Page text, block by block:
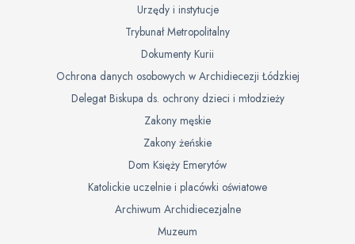
Urzędy i instytucje
Trybunał Metropolitalny
Dokumenty Kurii
Ochrona danych osobowych w Archidiecezji Łódzkiej
Delegat Biskupa ds. ochrony dzieci i młodzieży
Zakony męskie
Zakony żeńskie
Dom Księży Emerytów
Katolickie uczelnie i placówki oświatowe
Archiwum Archidiecezjalne
Muzeum